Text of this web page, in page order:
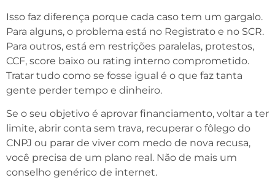
Isso faz diferença porque cada caso tem um gargalo.
Para alguns, o problema está no Registrato e no SCR.
Para outros, está em restrições paralelas, protestos,
CCF, score baixo ou rating interno comprometido.
Tratar tudo como se fosse igual é o que faz tanta
gente perder tempo e dinheiro.
Se o seu objetivo é aprovar financiamento, voltar a ter
limite, abrir conta sem trava, recuperar o fôlego do
CNPJ ou parar de viver com medo de nova recusa,
você precisa de um plano real. Não de mais um
conselho genérico de internet.